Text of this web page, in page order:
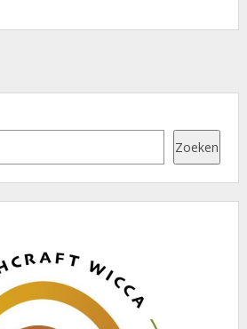
Zoeken